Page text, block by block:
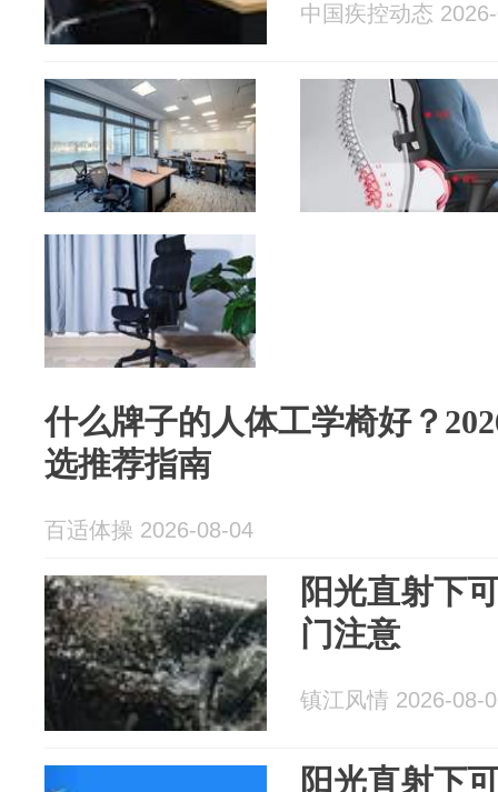
中国疾控动态
什么牌子的人体工学椅好？
选推荐指南
百适体操 2026-08-04
阳光直射下
门注意
镇江风情 2026-08-
阳光直射下